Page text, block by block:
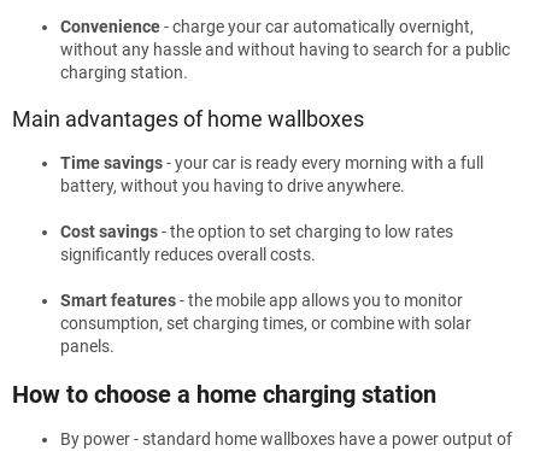
Convenience- charge your car automatically overnight,
without any hassle and without having to search for a public
charging station.
Main advantages of home wallboxes
Time savings- your car is ready every morning with a full
battery, without you having to drive anywhere.
Cost savings- the option to set charging to low rates
significantly reduces overall costs.
Smart features- the mobile app allows you to monitor
consumption, set charging times, or combine with solar
panels.
How to choose a home charging station
By power - standard home wallboxes have a power output of